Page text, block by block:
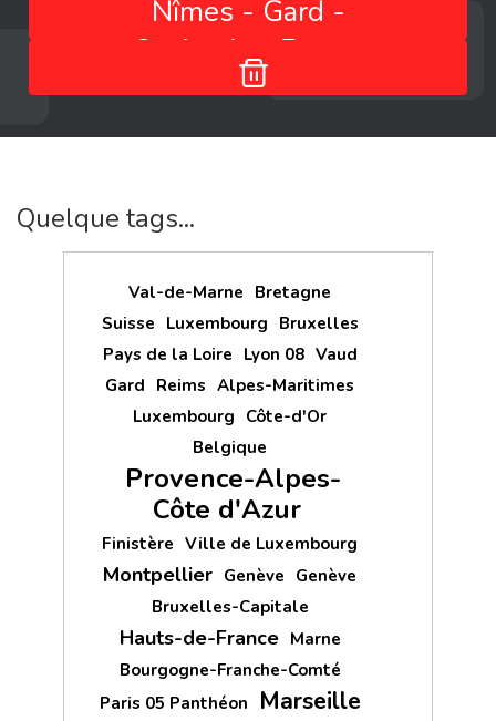
Nîmes - Gard -
Occitanie - France
Quelque tags...
Val-de-Marne Bretagne
Suisse Luxembourg Bruxelles
Pays de la Loire Lyon 08 Vaud
Gard Reims Alpes-Maritimes
Luxembourg Côte-d'Or
Belgique
Provence-Alpes-
Côte d'Azur
Finistère Ville de Luxembourg
Montpellier Genève Genève
Bruxelles-Capitale
Hauts-de-France Marne
Bourgogne-Franche-Comté
Paris 05 Panthéon
Marseille